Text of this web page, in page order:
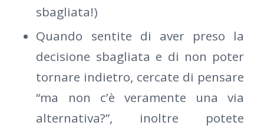
sbagliata!)
Quando sentite di aver preso la
decisione sbagliata e di non poter
tornare indietro, cercate di pensare
“ma non c’è veramente una via
alternativa?”, inoltre potete